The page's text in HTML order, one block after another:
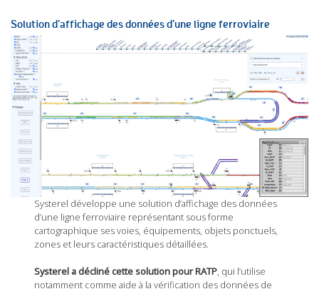
Solution d’affichage des données d’une ligne ferroviaire
Systerel développe une solution d’affichage des données
d’une ligne ferroviaire représentant sous forme
cartographique ses voies, équipements, objets ponctuels,
zones et leurs caractéristiques détaillées.
Systerel a décliné cette solution pour RATP, qui l’utilise
notamment comme aide à la vérification des données de